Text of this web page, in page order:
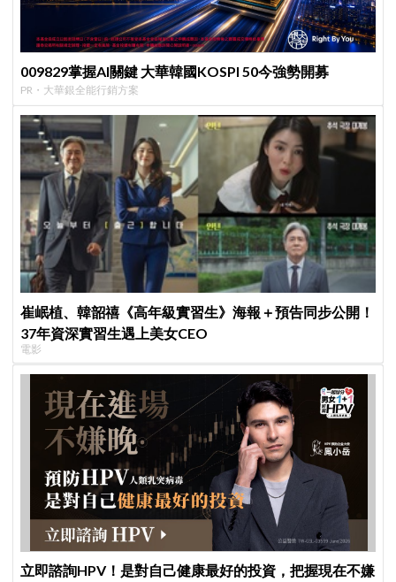
009829掌握AI關鍵 大華韓國KOSPI 50今強勢開募
PR・大華銀全能行銷方案
崔岷植、韓韶禧《高年級實習生》海報＋預告同步公開！
37年資深實習生遇上美女CEO
電影
立即諮詢HPV！是對自己健康最好的投資，把握現在不嫌